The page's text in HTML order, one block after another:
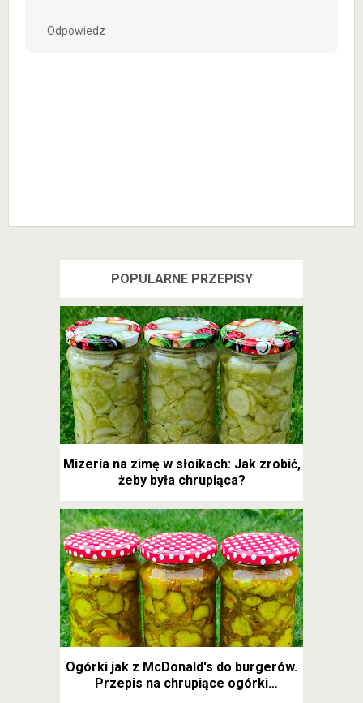
Odpowiedz
POPULARNE PRZEPISY
Mizeria na zimę w słoikach: Jak zrobić,
żeby była chrupiąca?
Ogórki jak z McDonald's do burgerów.
Przepis na chrupiące ogórki